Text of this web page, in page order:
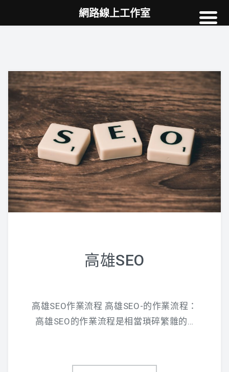
高雄網頁設計
網站SEO
NEWS
教學
AI
高雄SEO
高雄SEO作業流程 高雄SEO-的作業流程：
高雄SEO的作業流程是相當瑣碎繁雜的…
網路線上工作室